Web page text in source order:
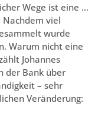
Wege ist eine …
Nachdem viel
wurde
Warum nicht eine
Johannes
der Bank über
– sehr
Veränderung: